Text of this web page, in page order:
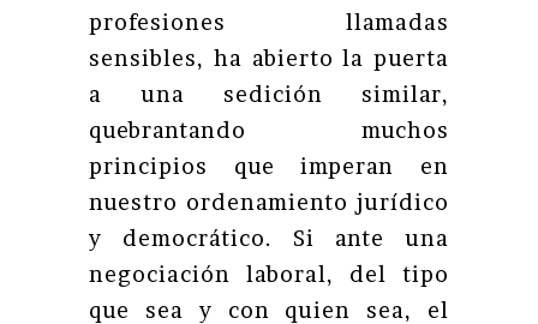
profesiones llamadas
sensibles, ha abierto la puerta
a una sedición similar,
quebrantando muchos
principios que imperan en
nuestro ordenamiento jurídico
y democrático. Si ante una
negociación laboral, del tipo
que sea y con quien sea, el